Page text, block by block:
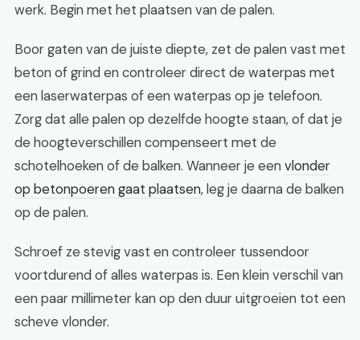
werk. Begin met het plaatsen van de palen.
Boor gaten van de juiste diepte, zet de palen vast met
beton of grind en controleer direct de waterpas met
een laserwaterpas of een waterpas op je telefoon.
Zorg dat alle palen op dezelfde hoogte staan, of dat je
de hoogteverschillen compenseert met de
schotelhoeken of de balken. Wanneer je eenvlonder
op betonpoeren gaat plaatsen, leg je daarna de balken
op de palen.
Schroef ze stevig vast en controleer tussendoor
voortdurend of alles waterpas is. Een klein verschil van
een paar millimeter kan op den duur uitgroeien tot een
scheve vlonder.